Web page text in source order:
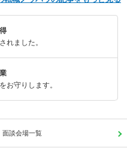
れました。
お守りします。
面談会場一覧